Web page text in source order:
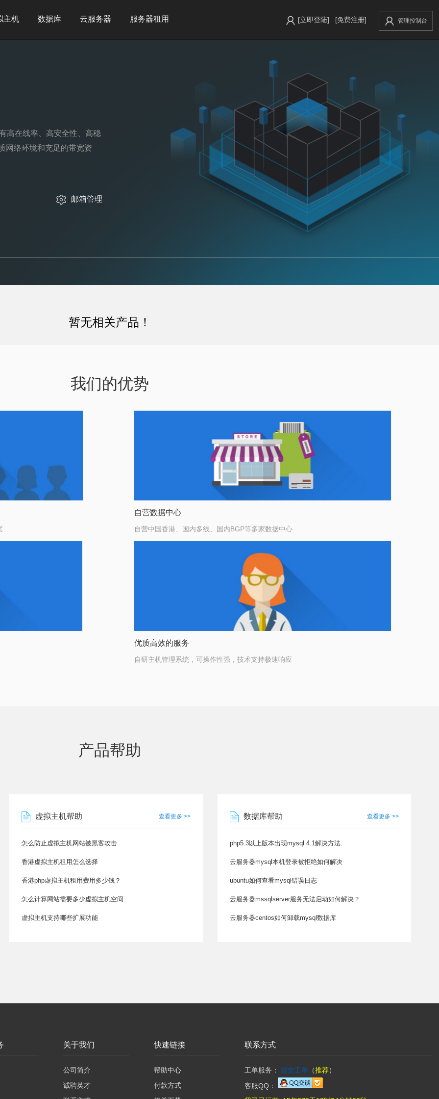
主机 数据库 云服务器 服务器租用 [立即登陆] [免费注册] 管理控制台
高在线率、高安全性、高稳
网络环境和充足的带宽资
邮箱管理
暂无相关产品！
我们的优势
自营数据中心
自营中国香港、国内多线、国内BGP等多家数据中心
优质高效的服务
自研主机管理系统，可操作性强，技术支持极速响应
产品帮助
查看更多 >>
虚拟主机帮助
怎么防止虚拟主机网站被黑客攻击
香港虚拟主机租用怎么选择
香港php虚拟主机租用费用多少钱？
怎么计算网站需要多少虚拟主机空间
虚拟主机支持哪些扩展功能
查看更多 >>
数据库帮助
php5.3以上版本出现mysql 4.1解决方法.
云服务器mysql本机登录被拒绝如何解决
ubuntu如何查看mysql错误日志
云服务器mssqlserver服务无法启动如何解决？
云服务器centos如何卸载mysql数据库
关于我们
公司简介
诚聘英才
快速链接
帮助中心
付款方式
联系方式
工单服务： 提交工单 （推荐）
客服QQ：